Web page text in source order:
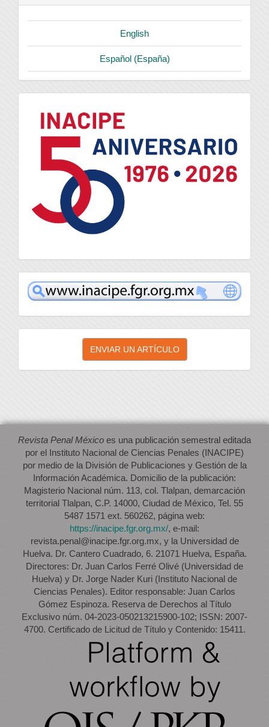
English
Español (España)
logo
inacipe
Enviar
artículo
ENVIAR UN ARTÍCULO
Revista Penal México es una publicación semestral editada
por el Instituto Nacional de Ciencias Penales (INACIPE)
por medio de la División de Publicaciones y Gestión de la
Información Académica. Domicilio de la publicación:
Magisterio Nacional núm. 113, col. Tlalpan, demarcación
territorial Tlalpan, C.P. 14000, Ciudad de México, Tel. 55
5487 1571 ext. 560262, página web:
https://inacipe.fgr.org.mx/, e-mail:
revista.penal@inacipe.fgr.org.mx, y la Universidad de
Huelva. Dr. Cantero Cuadrado, 6. 21071 Huelva, España.
Directores: Dr. Juan Carlos Ferré Olivé (Universidad de
Huelva) y Dr. Jorge Nader Kuri (Instituto Nacional de
Ciencias Penales). Editor responsable: Juan Carlos
Gómez Espinoza. Reserva de Derechos al Título
Exclusivo núm. 04-2023-050213215900-102; ISSN: 2007-
4700. Certificado de Licitud de Título y Contenido: 15411.